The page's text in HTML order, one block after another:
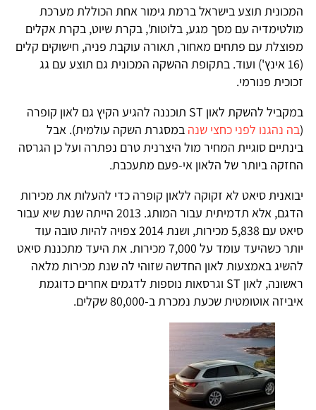
המכונית תוצע בישראל ברמת גימור אחת הכוללת מערכת
מולטימדיה עם מסך מגע, בלוטות', בקרת שיוט, בקרת אקלים
מפוצלת עם פתחים מאחור, תאורה עוקבת פניה, חישוקים קלים
(16 אינץ') ועוד. בתקופת ההשקה המכונית גם תוצע עם גג
זכוכית פנורמי.
במקביל להשקת לאון ST תוכננה להגיע הקיץ גם לאון קופרה
(בה נהגנו לפני כחצי שנה במסגרת השקה עולמית). אבל
בינתיים סוגיית המחיר מול היצרנית טרם נפתרה ועל כן הגרסה
החזקה ביותר של הלאון אי-פעם מתעכבת.
יבואנית סיאט לא זקוקה ללאון קופרה כדי להעלות את מכירות
הדגם, אלא תדמיתית עבור המותג. 2013 הייתה שנת שיא עבור
סיאט עם 5,838 מכירות, ושנת 2014 צפויה להיות טובה עוד
יותר כשהיעד עומד על 7,000 מכירות. את היעד מתכננת סיאט
להשיג באמצעות לאון החדשה שזוהי לה שנת מכירות מלאה
ראשונה, לאון ST וגרסאות נוספות לדגמים אחרים כדוגמת
איביזה אוטומטית שכעת נמכרת ב-80,000 שקלים.